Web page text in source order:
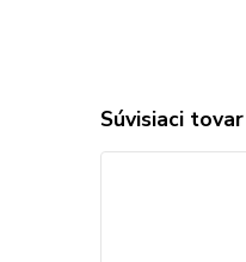
Súvisiaci tovar